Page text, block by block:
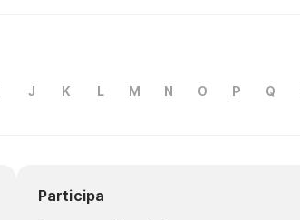
J K L M N O P Q
Participa